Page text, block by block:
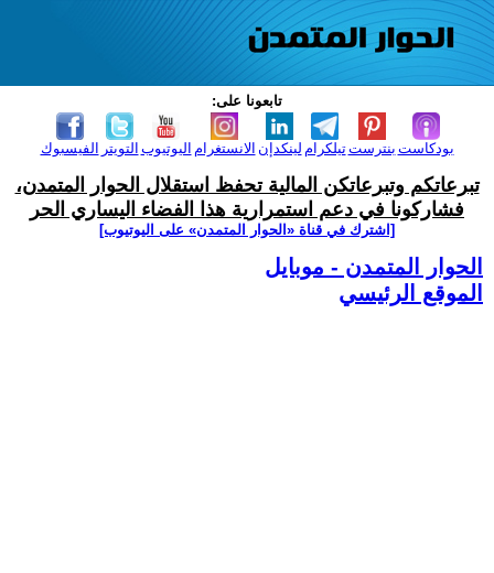
تابعونا على:
الفيسبوك التويتر اليوتيوب الانستغرام لينكدإن تيلكرامبنترست بودكاست
تبرعاتكم وتبرعاتكن المالية تحفظ استقلال الحوار المتمدن،
فشاركونا في دعم استمرارية هذا الفضاء اليساري الحر
[اشترك في قناة ‫«الحوار المتمدن» على اليوتيوب]
الحوار المتمدن - موبايل
الموقع الرئيسي